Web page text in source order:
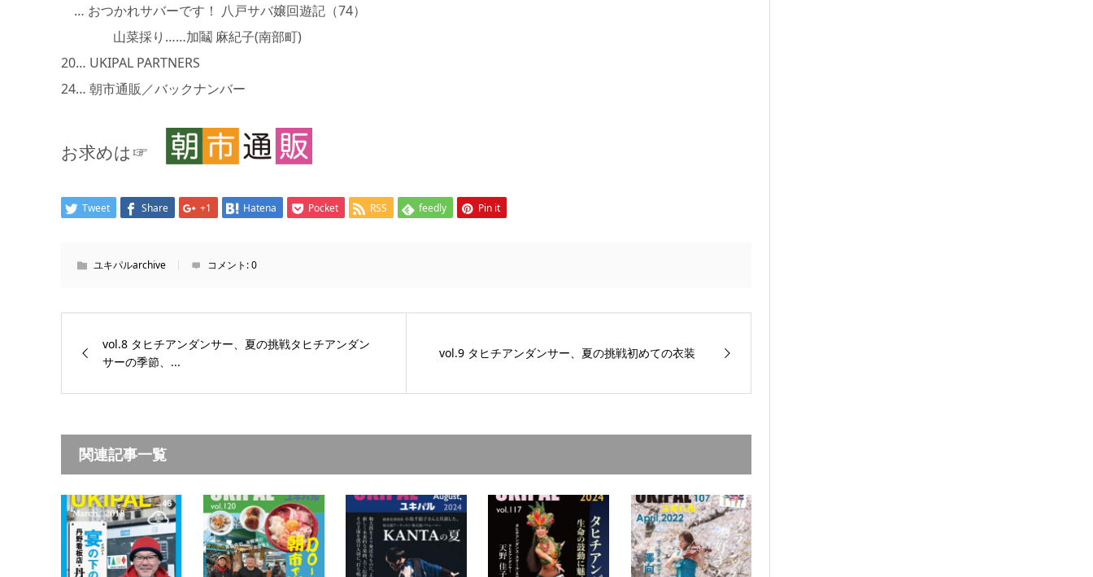
… おつかれサバーです！ 八戸サバ嬢回遊記（74）
山菜採り……加鬮 麻紀子(南部町)
20… UKIPAL PARTNERS
24… 朝市通販／バックナンバー
お求めは☞
Tweet Share +1 Hatena Pocket RSS feedly Pin it
ユキパルarchive コメント:0
vol.8 タヒチアンダンサー、夏の挑戦タヒチアンダン
サーの季節、...
vol.9 タヒチアンダンサー、夏の挑戦初めての衣装
関連記事一覧